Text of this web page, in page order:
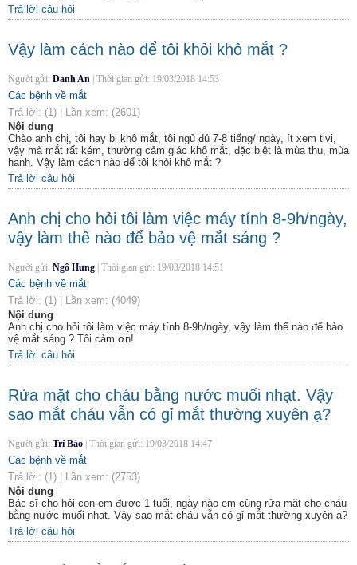
Trả lời câu hỏi
Vậy làm cách nào để tôi khỏi khô mắt ?
Người gửi: Danh An | Thời gian gửi: 19/03/2018 14:53
Các bệnh về mắt
Trả lời: (1) | Lần xem: (2601)
Nội dung
Chào anh chị, tôi hay bị khô mắt, tôi ngủ đủ 7-8 tiếng/ ngày, ít xem tivi,
vậy mà mắt rất kém, thường cảm giác khô mắt, đặc biệt là mùa thu, mùa
hanh. Vậy làm cách nào để tôi khỏi khô mắt ?
Trả lời câu hỏi
Anh chị cho hỏi tôi làm việc máy tính 8-9h/ngày,
vậy làm thế nào để bảo vệ mắt sáng ?
Người gửi: Ngô Hưng | Thời gian gửi: 19/03/2018 14:51
Các bệnh về mắt
Trả lời: (1) | Lần xem: (4049)
Nội dung
Anh chị cho hỏi tôi làm việc máy tính 8-9h/ngày, vậy làm thế nào để bảo
vệ mắt sáng ? Tôi cảm ơn!
Trả lời câu hỏi
Rửa mặt cho cháu bằng nước muối nhạt. Vậy
sao mắt cháu vẫn có gỉ mắt thường xuyên ạ?
Người gửi: Trí Bảo | Thời gian gửi: 19/03/2018 14:47
Các bệnh về mắt
Trả lời: (1) | Lần xem: (2753)
Nội dung
Bác sĩ cho hỏi con em được 1 tuổi, ngày nào em cũng rửa mặt cho cháu
bằng nước muối nhạt. Vậy sao mắt cháu vẫn có gỉ mắt thường xuyên ạ?
Trả lời câu hỏi